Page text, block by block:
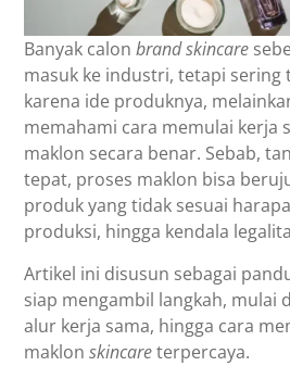
Banyak calonbrand skincare
masuk ke industri, tetapi sering
karena ide produknya,
memahami cara memulai kerja
maklon secara benar. Sebab,
tepat, proses maklon bisa
produk yang tidak sesuai
produksi, hingga kendala
Artikel ini disusun sebagai
siap mengambil langkah, mulai
alur kerja sama, hingga cara
maklon skincareterpercaya.